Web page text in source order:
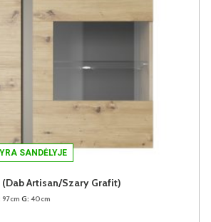
YRA SANDĖLYJE
(Dab Artisan/Szary Grafit)
97cm G: 40cm